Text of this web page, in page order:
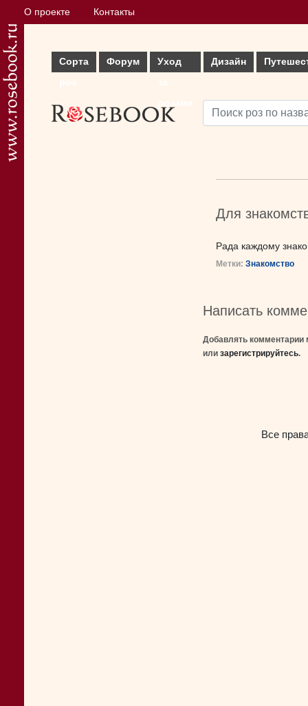
О проекте Контакты
Сорта
Форум
Уход
Дизайн
Для
Рада каждому
Метки: Знакомство
Написать
Добавлять комментарии
или зарегистрируйтесь.
Все